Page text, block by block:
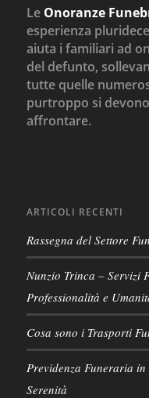
Le Onoranze
esperienza
aiuta i familiari ad
del defunto,
tutte quelle
purtroppo si
affrontare.
ARTICOLI RECENTI
Rassegna del Settore
Nunzio Trinca – Servizi
Professionalità e
Cosa sono i Trasporti
Previdenza Funeraria
Serenità